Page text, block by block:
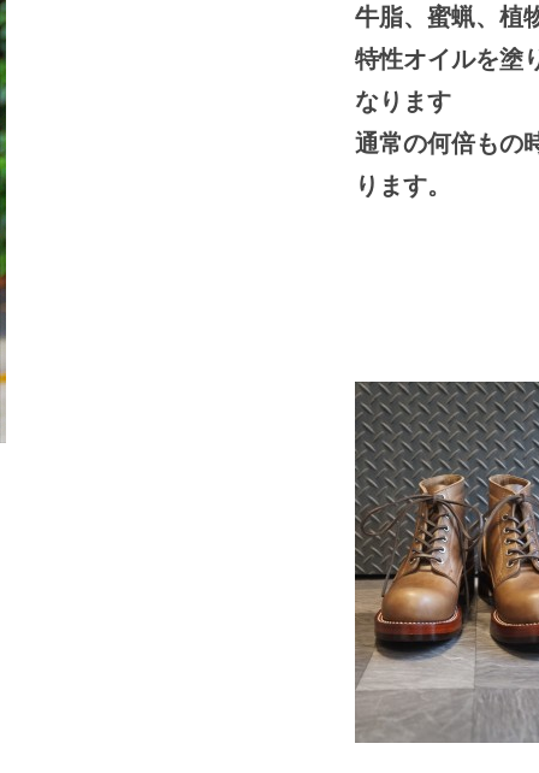
牛脂、蜜蝋、植
特性オイルを塗
なります
通常の何倍もの
ります。